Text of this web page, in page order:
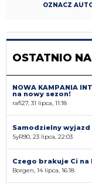
OZNACZ
OSTATNIO
NOWA KAMPANIA
na nowy sezon!
rafi27, 31 lipca, 11:18
Samodzielny
SyR90, 23 lipca, 22:03
Czego brakuje Ci na
Borgen, 14 lipca, 16:18